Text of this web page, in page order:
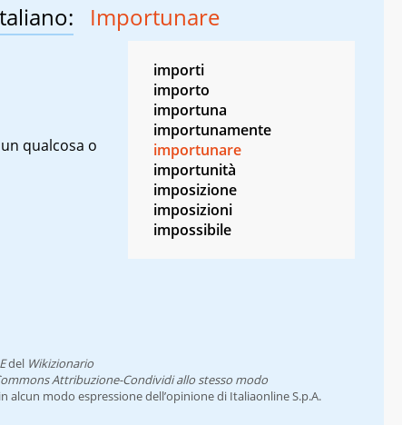
Importunare
qualcosa o
importi
importo
importuna
importunamente
importunare
importunità
imposizione
imposizioni
impossibile
del Wikizionario
Attribuzione-Condividi allo stesso modo
modo espressione dell’opinione di Italiaonline S.p.A.